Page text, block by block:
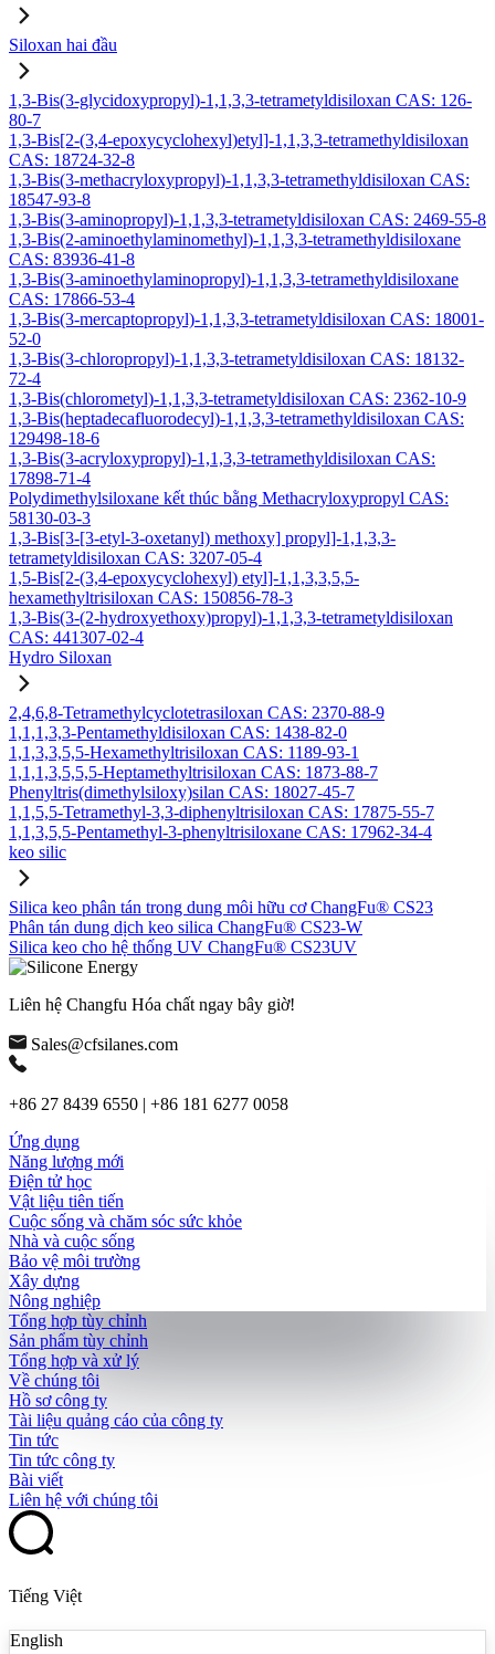
Siloxan hai đầu
1,3-Bis(3-glycidoxypropyl)-1,1,3,3-tetrametyldisiloxan CAS: 126-
80-7
1,3-Bis[2-(3,4-epoxycyclohexyl)etyl]-1,1,3,3-tetramethyldisiloxan
CAS: 18724-32-8
1,3-Bis(3-methacryloxypropyl)-1,1,3,3-tetramethyldisiloxan CAS:
18547-93-8
1,3-Bis(3-aminopropyl)-1,1,3,3-tetrametyldisiloxan CAS: 2469-55-8
1,3-Bis(2-aminoethylaminomethyl)-1,1,3,3-tetramethyldisiloxane
CAS: 83936-41-8
1,3-Bis(3-aminoethylaminopropyl)-1,1,3,3-tetramethyldisiloxane
CAS: 17866-53-4
1,3-Bis(3-mercaptopropyl)-1,1,3,3-tetrametyldisiloxan CAS: 18001-
52-0
1,3-Bis(3-chloropropyl)-1,1,3,3-tetrametyldisiloxan CAS: 18132-
72-4
1,3-Bis(chlorometyl)-1,1,3,3-tetrametyldisiloxan CAS: 2362-10-9
1,3-Bis(heptadecafluorodecyl)-1,1,3,3-tetramethyldisiloxan CAS:
129498-18-6
1,3-Bis(3-acryloxypropyl)-1,1,3,3-tetramethyldisiloxan CAS:
17898-71-4
Polydimethylsiloxane kết thúc bằng Methacryloxypropyl CAS:
58130-03-3
1,3-Bis[3-[3-etyl-3-oxetanyl) methoxy] propyl]-1,1,3,3-
tetrametyldisiloxan CAS: 3207-05-4
1,5-Bis[2-(3,4-epoxycyclohexyl) etyl]-1,1,3,3,5,5-
hexamethyltrisiloxan CAS: 150856-78-3
1,3-Bis(3-(2-hydroxyethoxy)propyl)-1,1,3,3-tetrametyldisiloxan
CAS: 441307-02-4
Hydro Siloxan
2,4,6,8-Tetramethylcyclotetrasiloxan CAS: 2370-88-9
1,1,1,3,3-Pentamethyldisiloxan CAS: 1438-82-0
1,1,3,3,5,5-Hexamethyltrisiloxan CAS: 1189-93-1
1,1,1,3,5,5,5-Heptamethyltrisiloxan CAS: 1873-88-7
Phenyltris(dimethylsiloxy)silan CAS: 18027-45-7
1,1,5,5-Tetramethyl-3,3-diphenyltrisiloxan CAS: 17875-55-7
1,1,3,5,5-Pentamethyl-3-phenyltrisiloxane CAS: 17962-34-4
keo silic
Silica keo phân tán trong dung môi hữu cơ ChangFu® CS23
Phân tán dung dịch keo silica ChangFu® CS23-W
Silica keo cho hệ thống UV ChangFu® CS23UV
Liên hệ Changfu Hóa chất ngay bây giờ!
Sales@cfsilanes.com
+86 27 8439 6550 | +86 181 6277 0058
Ứng dụng
Năng lượng mới
Điện tử học
Vật liệu tiên tiến
Cuộc sống và chăm sóc sức khỏe
Nhà và cuộc sống
Bảo vệ môi trường
Xây dựng
Nông nghiệp
Tổng hợp tùy chỉnh
Sản phẩm tùy chỉnh
Tổng hợp và xử lý
Về chúng tôi
Hồ sơ công ty
Tài liệu quảng cáo của công ty
Tin tức
Tin tức công ty
Bài viết
Liên hệ với chúng tôi
Tiếng Việt
English